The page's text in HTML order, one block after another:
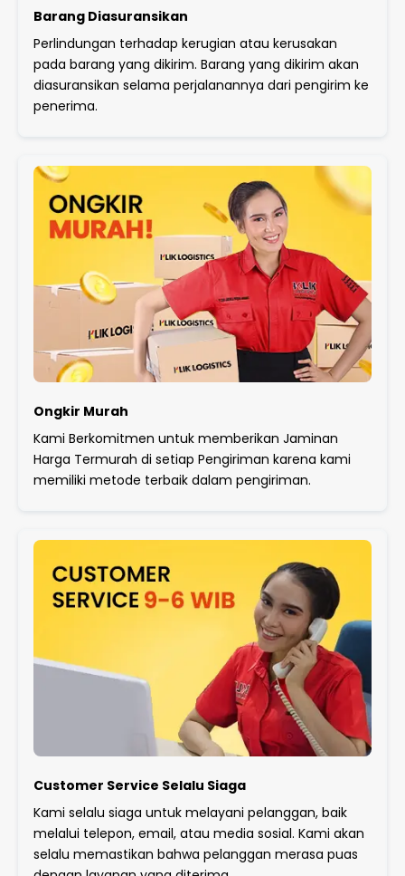
Barang Diasuransikan
Perlindungan terhadap kerugian atau kerusakan
pada barang yang dikirim. Barang yang dikirim akan
diasuransikan selama perjalanannya dari pengirim ke
penerima.
Ongkir Murah
Kami Berkomitmen untuk memberikan Jaminan
Harga Termurah di setiap Pengiriman karena kami
memiliki metode terbaik dalam pengiriman.
Customer Service Selalu Siaga
Kami selalu siaga untuk melayani pelanggan, baik
melalui telepon, email, atau media sosial. Kami akan
selalu memastikan bahwa pelanggan merasa puas